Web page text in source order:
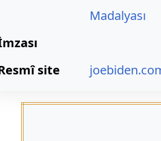
Madalyası
site